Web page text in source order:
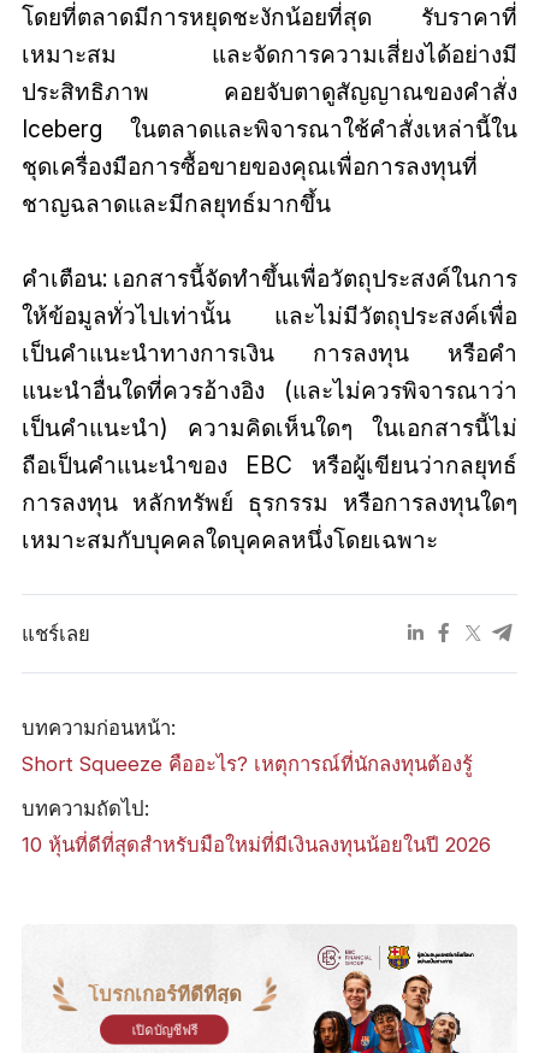
โดยที่ตลาดมีการหยุดชะงักน้อยที่สุด รับราคาที่
เหมาะสม และจัดการความเสี่ยงได้อย่างมี
ประสิทธิภาพ คอยจับตาดูสัญญาณของคำสั่ง
Iceberg ในตลาดและพิจารณาใช้คำสั่งเหล่านี้ใน
ชุดเครื่องมือการซื้อขายของคุณเพื่อการลงทุนที่
ชาญฉลาดและมีกลยุทธ์มากขึ้น
คำเตือน: เอกสารนี้จัดทำขึ้นเพื่อวัตถุประสงค์ในการ
ให้ข้อมูลทั่วไปเท่านั้น และไม่มีวัตถุประสงค์เพื่อ
เป็นคำแนะนำทางการเงิน การลงทุน หรือคำ
แนะนำอื่นใดที่ควรอ้างอิง (และไม่ควรพิจารณาว่า
เป็นคำแนะนำ) ความคิดเห็นใดๆ ในเอกสารนี้ไม่
ถือเป็นคำแนะนำของ EBC หรือผู้เขียนว่ากลยุทธ์
การลงทุน หลักทรัพย์ ธุรกรรม หรือการลงทุนใดๆ
เหมาะสมกับบุคคลใดบุคคลหนึ่งโดยเฉพาะ
แชร์เลย
บทความก่อนหน้า:
Short Squeeze คืออะไร? เหตุการณ์ที่นักลงทุนต้องรู้
บทความถัดไป:
10 หุ้นที่ดีที่สุดสำหรับมือใหม่ที่มีเงินลงทุนน้อยในปี 2026
โบรกเกอร์ที่ดีที่สุด
เปิดบัญชีฟรี